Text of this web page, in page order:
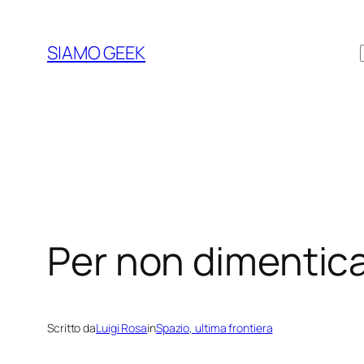
contenuto
SIAMO GEEK
Per non
Scritto daLuigi RosainSpazio, ultima frontiera